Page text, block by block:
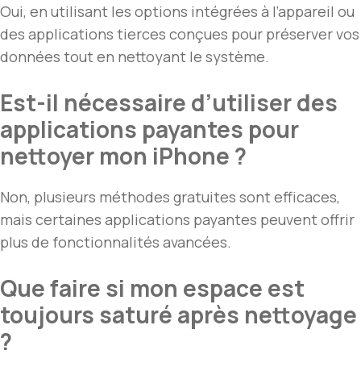
Oui, en utilisant les options intégrées à l’appareil ou
des applications tierces conçues pour préserver vos
données tout en nettoyant le système.
Est-il nécessaire d’utiliser des
applications payantes pour
nettoyer mon iPhone ?
Non, plusieurs méthodes gratuites sont efficaces,
mais certaines applications payantes peuvent offrir
plus de fonctionnalités avancées.
Que faire si mon espace est
toujours saturé après nettoyage
?